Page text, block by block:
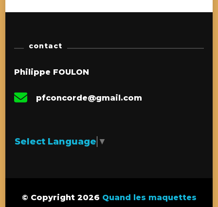
contact
Philippe FOULON
pfconcorde@gmail.com
Select Language ▼
© Copyright 2026 Quand les maquettes